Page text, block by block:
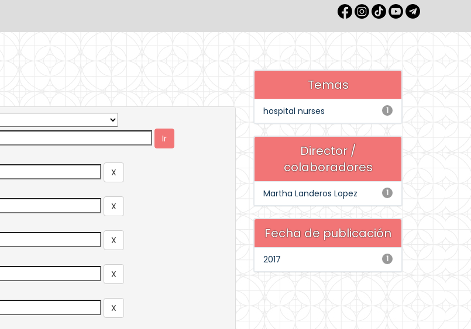
Temas
1
hospital nurses
Director /
colaboradores
1
Martha Landeros Lopez
Fecha de publicación
1
2017